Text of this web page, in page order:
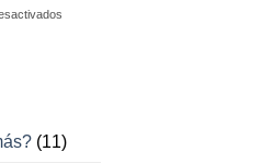
campos
en
oculares
(11)